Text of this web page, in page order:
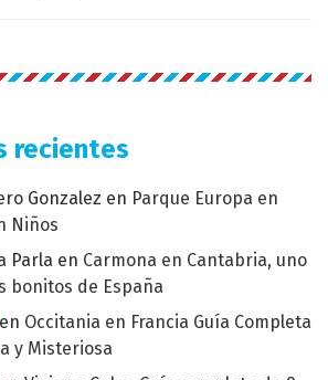
recientes
Gonzalez en Parque Europa en
Niños
Parla en Carmona en Cantabria, uno
bonitos de España
en Occitania en Francia Guía Completa
y Misteriosa